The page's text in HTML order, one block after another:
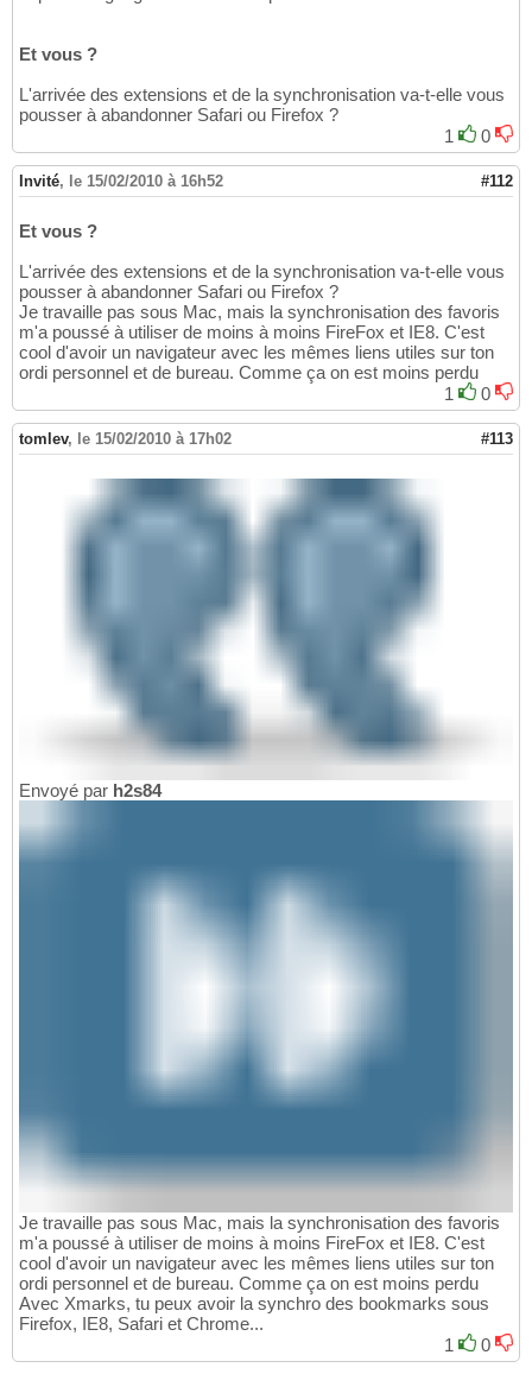
Et vous ?
L'arrivée des extensions et de la synchronisation va-t-elle vous
pousser à abandonner Safari ou Firefox ?
1
0
Invité, le 15/02/2010 à 16h52 #112
Et vous ?
L'arrivée des extensions et de la synchronisation va-t-elle vous
pousser à abandonner Safari ou Firefox ?
Je travaille pas sous Mac, mais la synchronisation des favoris
m'a poussé à utiliser de moins à moins FireFox et IE8. C'est
cool d'avoir un navigateur avec les mêmes liens utiles sur ton
ordi personnel et de bureau. Comme ça on est moins perdu
1
0
tomlev, le 15/02/2010 à 17h02 #113
Envoyé par h2s84
Je travaille pas sous Mac, mais la synchronisation des favoris
m'a poussé à utiliser de moins à moins FireFox et IE8. C'est
cool d'avoir un navigateur avec les mêmes liens utiles sur ton
ordi personnel et de bureau. Comme ça on est moins perdu
Avec Xmarks, tu peux avoir la synchro des bookmarks sous
Firefox, IE8, Safari et Chrome...
1
0